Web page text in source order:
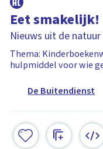
Eet smakelijk!
Nieuws uit de natuur
Thema:
hulpmiddel voor wie
De Buitendienst